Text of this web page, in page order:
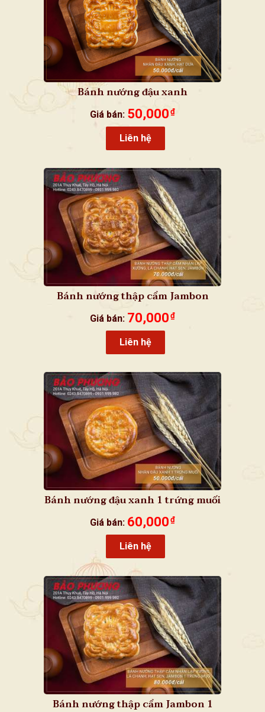
Bánh nướng đậu xanh
Giá bán: 50,000 ₫
Liên hệ
Bánh nướng thập cẩm Jambon
Giá bán: 70,000 ₫
Liên hệ
Bánh nướng đậu xanh 1 trứng muối
Giá bán: 60,000 ₫
Liên hệ
Bánh nướng thập cẩm Jambon 1